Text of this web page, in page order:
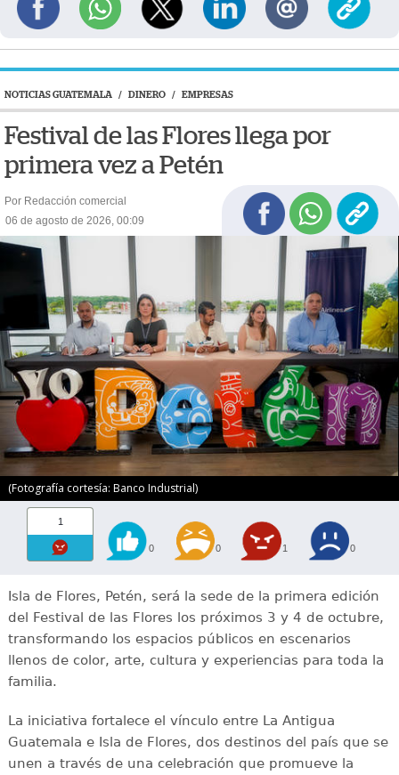
NOTICIAS GUATEMALA / DINERO / EMPRESAS
Festival de las Flores llega por
primera vez a Petén
Por Redacción comercial
06 de agosto de 2026, 00:09
(Fotografía cortesía: Banco Industrial)
1
0 0 1 0
Isla de Flores, Petén, será la sede de la primera edición
del Festival de las Flores los próximos 3 y 4 de octubre,
transformando los espacios públicos en escenarios
llenos de color, arte, cultura y experiencias para toda la
familia.
La iniciativa fortalece el vínculo entre La Antigua
Guatemala e Isla de Flores, dos destinos del país que se
unen a través de una celebración que promueve la